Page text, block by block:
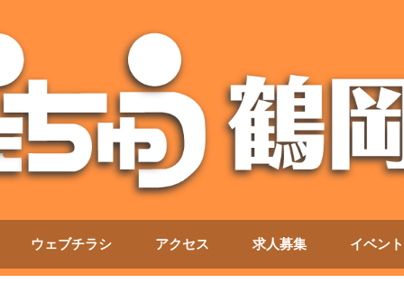
ウェブチラシ アクセス 求人募集 イベン